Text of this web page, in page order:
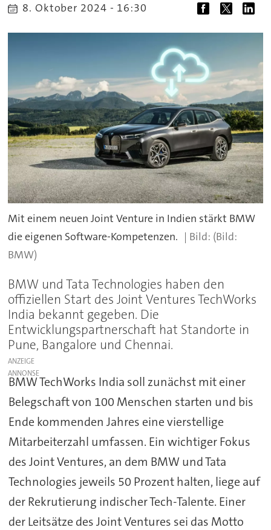
8. Oktober 2024 - 16:30
Mit einem neuen Joint Venture in Indien stärkt BMW
die eigenen Software-Kompetenzen.
(Bild:
BMW)
BMW und Tata Technologies haben den
offiziellen Start des Joint Ventures TechWorks
India bekannt gegeben. Die
Entwicklungspartnerschaft hat Standorte in
Pune, Bangalore und Chennai.
ANZEIGE
BMW TechWorks India soll zunächst mit einer
Belegschaft von 100 Menschen starten und bis
Ende kommenden Jahres eine vierstellige
Mitarbeiterzahl umfassen. Ein wichtiger Fokus
des Joint Ventures, an dem BMW und Tata
Technologies jeweils 50 Prozent halten, liege auf
der Rekrutierung indischer Tech-Talente. Einer
der Leitsätze des Joint Ventures sei das Motto